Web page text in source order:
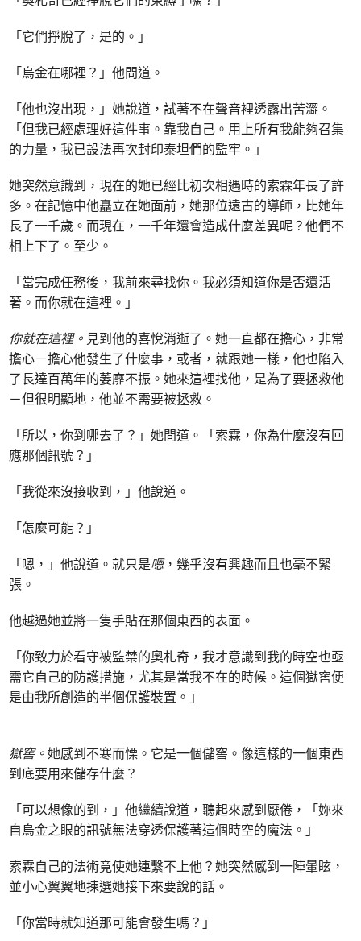
「它們掙脫了，是的。」
「烏金在哪裡？」他問道。
「他也沒出現，」她說道，試著不在聲音裡透露出苦澀。
「但我已經處理好這件事。靠我自己。用上所有我能夠召集
的力量，我已設法再次封印泰坦們的監牢。」
她突然意識到，現在的她已經比初次相遇時的索霖年長了許
多。在記憶中他矗立在她面前，她那位遠古的導師，比她年
長了一千歲。而現在，一千年還會造成什麼差異呢？他們不
相上下了。至少。
「當完成任務後，我前來尋找你。我必須知道你是否還活
著。而你就在這裡。」
你就在這裡。 見到他的喜悅消逝了。她一直都在擔心，非常
擔心－擔心他發生了什麼事，或者，就跟她一樣，他也陷入
了長達百萬年的萎靡不振。她來這裡找他，是為了要拯救他
－但很明顯地，他並不需要被拯救。
「所以，你到哪去了？」她問道。「索霖，你為什麼沒有回
應那個訊號？」
「我從來沒接收到，」他說道。
「怎麼可能？」
「嗯，」他說道。就只是嗯，幾乎沒有興趣而且也毫不緊
張。
他越過她並將一隻手貼在那個東西的表面。
「你致力於看守被監禁的奧札奇，我才意識到我的時空也亟
需它自己的防護措施，尤其是當我不在的時候。這個獄窖便
是由我所創造的半個保護裝置。」
獄窖。她感到不寒而慄。它是一個儲窖。像這樣的一個東西
到底要用來儲存什麼？
「可以想像的到，」他繼續說道，聽起來感到厭倦，「妳來
自烏金之眼的訊號無法穿透保護著這個時空的魔法。」
索霖自己的法術竟使她連繫不上他？她突然感到一陣暈眩，
並小心翼翼地揀選她接下來要說的話。
「你當時就知道那可能會發生嗎？」